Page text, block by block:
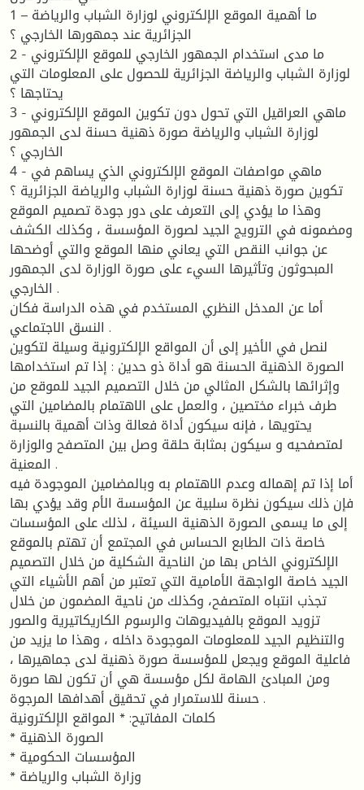
1 – ما أهمية الموقع الإلكتروني لوزارة الشباب والرياضة
الجزائرية عند جمهورها الخارجي ؟
2 - ما مدى استخدام الجمهور الخارجي للموقع الإلكتروني
لوزارة الشباب والرياضة الجزائرية للحصول على المعلومات التي
يحتاجها ؟
3 - ماهي العراقيل التي تحول دون تكوين الموقع الإلكتروني
لوزارة الشباب والرياضة صورة ذهنية حسنة لدى الجمهور
الخارجي ؟
4 - ماهي مواصفات الموقع الإلكتروني الذي يساهم في
تكوين صورة ذهنية حسنة لوزارة الشباب والرياضة الجزائرية ؟
وهذا ما يؤدي إلى التعرف على دور جودة تصميم الموقع
ومضمونه في الترويج الجيد لصورة المؤسسة ، وكذلك الكشف
عن جوانب النقص التي يعاني منها الموقع والتي أوضحها
المبحوثون وتأثيرها السيء على صورة الوزارة لدى الجمهور
الخارجي .
أما عن المدخل النظري المستخدم في هذه الدراسة فكان
النسق الاجتماعي .
لنصل في الأخير إلى أن المواقع الإلكترونية وسيلة لتكوين
الصورة الذهنية الحسنة هو أداة ذو حدين : إذا تم استخدامها
وإثرائها بالشكل المثالي من خلال التصميم الجيد للموقع من
طرف خبراء مختصين ، والعمل على الاهتمام بالمضامين التي
يحتويها ، فإنه سيكون أداة فعالة وذات أهمية بالنسبة
لمتصفحيه و سيكون بمثابة حلقة وصل بين المتصفح والوزارة
المعنية .
أما إذا تم إهماله وعدم الاهتمام به وبالمضامين الموجودة فيه
فإن ذلك سيكون نظرة سلبية عن المؤسسة الأم وقد يؤدي بها
إلى ما يسمى الصورة الذهنية السيئة ، لذلك على المؤسسات
خاصة ذات الطابع الحساس في المجتمع أن تهتم بالموقع
الإلكتروني الخاص بها من الناحية الشكلية من خلال التصميم
الجيد خاصة الواجهة الأمامية التي تعتبر من أهم الأشياء التي
تجذب انتباه المتصفح، وكذلك من ناحية المضمون من خلال
تزويد الموقع بالفيديوهات والرسوم الكاريكاتيرية والصور
والتنظيم الجيد للمعلومات الموجودة داخله ، وهذا ما يزيد من
فاعلية الموقع ويجعل للمؤسسة صورة ذهنية لدى جماهيرها ،
ومن المبادئ الهامة لكل مؤسسة هي أن تكون لها صورة
حسنة للاستمرار في تحقيق أهدافها المرجوة .
كلمات المفاتيح: * المواقع الإلكترونية
* الصورة الذهنية
* المؤسسات الحكومية
* وزارة الشباب والرياضة